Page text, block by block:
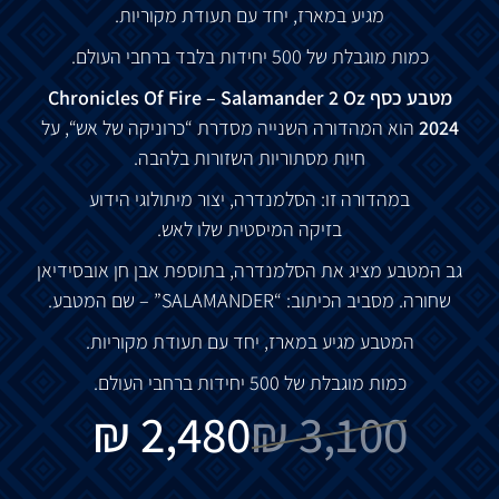
מגיעבמארז, יחד עם תעודת מקוריות.
כמות מוגבלת של יחידותבלבדברחבי העולם.
מטבע כסףChronicles Of Fire – Salamander 2 Oz
2024 הוא המהדורה השנייה מסדרת “כרוניקה של אש“,על
חיות מסתוריות השזורותבלהבה.
במהדורה זו: הסלמנדרה, יצור מיתולוגי הידוע
בזיקה המיסטית שלו לאש.
גב המטבע מציג את הסלמנדרה, בתוספת אבן חן אובסידיאן
שחורה. מסביב הכיתוב: “SALAMANDER” – שם המטבע.
המטבע מגיעבמארז, יחד עם תעודת מקוריות.
כמות מוגבלת של יחידותברחבי העולם.
3,100
₪
2,480
₪